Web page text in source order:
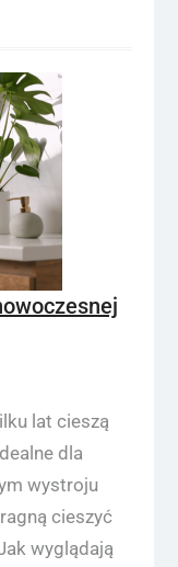
lat cieszą
dla
wystroju
cieszyć
wyglądają